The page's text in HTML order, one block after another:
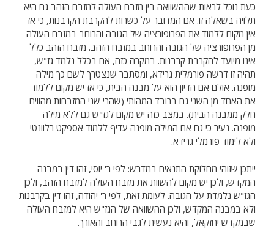
כעת נוכל לראות שההשוואה בין מזבח העולה למזבח הזהב גם היא
תלויה בשאלה זו. אם המדובר על כשרות להקרבת הקרבנות, כי אז
אין מקום ללמוד את הפרופורציה של הגובה והרוחב במזבח העולה
מן הפרופורציה של הגובה והרוחב במזבח הזהב. מזבח הזהב כלל
אינו מיועד להקרבת קרבנות. במקרה כזה, אם בכלל נלמד גז"ש,
תהיה זו דרשה פורמלית גרידא, ומסתבר שנצטרך לשם כך מילה
מופנה. אולם אם הדיון הוא על מבנה הבית, כי אז יש מקום ללמוד
את האחד מן השני גם ברובד המהותי (שהרי שני המזבחות מהווים
חלק ממבנה הבית). במצב כזה יש מקום לגז"ש גם ללא מילה
מופנה. נעיר כי גם אם המילה מופנה עדיף ללמוד אספקט רלוונטי
ולא לימוד פורמלי גרידא.
ייתכן שזוהי מחלוקת התנאים במדרש: לפי ר' יוסי, זהו דין במבנה
המקדש, ולכן יש מקום להשוות את מזבח העולה למזבח הזהב, ולכן
הגז"ש נלמדת על הגובה. לעומת זאת, לפי ר' יהודה, זהו דין בקרבנות
ולא במבנה המקדש, ולכן ההשוואה של הגז"ש היא למזבח העולה
שבמקדש יחזקאל, והיא נעשית לגבי הרוחב והאורך.